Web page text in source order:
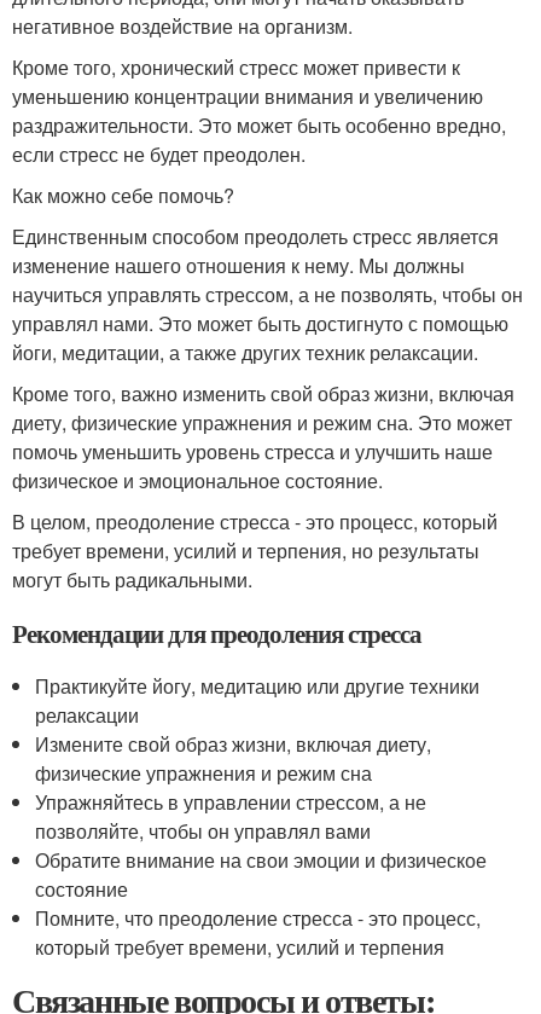
негативное воздействие на организм.
Кроме того, хронический стресс может привести к
уменьшению концентрации внимания и увеличению
раздражительности. Это может быть особенно вредно,
если стресс не будет преодолен.
Как можно себе помочь?
Единственным способом преодолеть стресс является
изменение нашего отношения к нему. Мы должны
научиться управлять стрессом, а не позволять, чтобы он
управлял нами. Это может быть достигнуто с помощью
йоги, медитации, а также других техник релаксации.
Кроме того, важно изменить свой образ жизни, включая
диету, физические упражнения и режим сна. Это может
помочь уменьшить уровень стресса и улучшить наше
физическое и эмоциональное состояние.
В целом, преодоление стресса - это процесс, который
требует времени, усилий и терпения, но результаты
могут быть радикальными.
Рекомендации для преодоления стресса
Практикуйте йогу, медитацию или другие техники
релаксации
Измените свой образ жизни, включая диету,
физические упражнения и режим сна
Упражняйтесь в управлении стрессом, а не
позволяйте, чтобы он управлял вами
Обратите внимание на свои эмоции и физическое
состояние
Помните, что преодоление стресса - это процесс,
который требует времени, усилий и терпения
Связанные вопросы и ответы: